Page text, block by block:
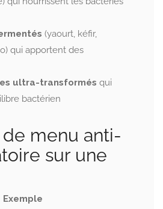
(yaourt, kéfir,
qui apportent des
ultra-transformés qui
bactérien
menu anti-
sur une
Exemple